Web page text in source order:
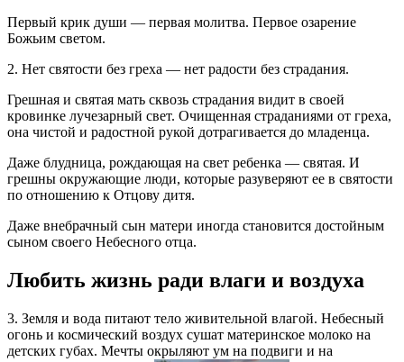
Первый крик души — первая молитва. Первое озарение
Божьим светом.
2. Нет святости без греха — нет радости без страдания.
Грешная и святая мать сквозь страдания видит в своей
кровинке лучезарный свет. Очищенная страданиями от греха,
она чистой и радостной рукой дотрагивается до младенца.
Даже блудница, рождающая на свет ребенка — святая. И
грешны окружающие люди, которые разуверяют ее в святости
по отношению к Отцову дитя.
Даже внебрачный сын матери иногда становится достойным
сыном своего Небесного отца.
Любить жизнь ради влаги и воздуха
3. Земля и вода питают тело живительной влагой. Небесный
огонь и космический воздух сушат материнское молоко на
детских губах. Мечты окрыляют ум на подвиги и на